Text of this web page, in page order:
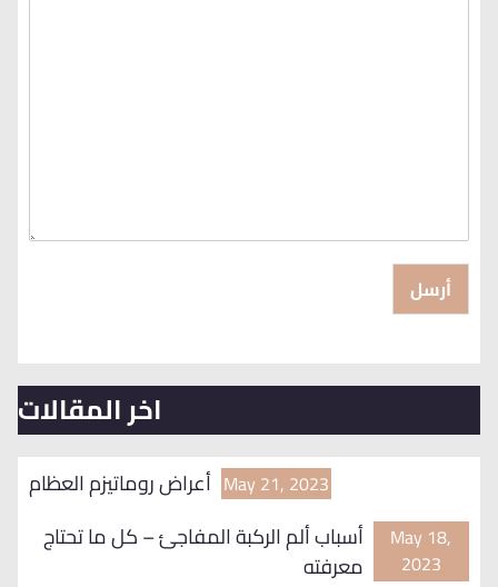
أرسل
اخر المقالات
أعراض روماتيزم العظام May 21, 2023
أسباب ألم الركبة المفاجئ – كل ما تحتاج
معرفته
May 18,
2023